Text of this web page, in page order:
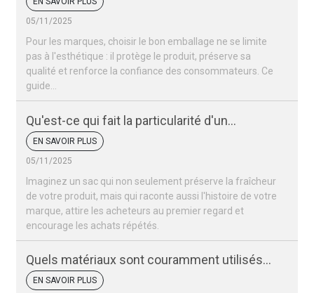
05/11/2025
Pour les marques, choisir le bon emballage ne se limite
pas à l'esthétique : il protège le produit, préserve sa
qualité et renforce la confiance des consommateurs. Ce
guide…
Qu'est-ce qui fait la particularité d'un
emballage de noix ?
EN SAVOIR PLUS
05/11/2025
Imaginez un sac qui non seulement préserve la fraîcheur
de votre produit, mais qui raconte aussi l'histoire de votre
marque, attire les acheteurs au premier regard et
encourage les achats répétés.
Quels matériaux sont couramment utilisés
pour les sacs d'emballage de noix ?
EN SAVOIR PLUS